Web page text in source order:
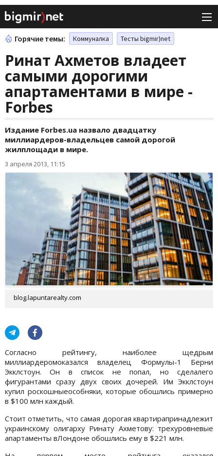
Горячие темы: Коммуналка Тесты bigmir)net
Ринат Ахметов владеет
самыми дорогими
апартаментами в мире -
Forbes
Издание Forbes.ua назвало двадцатку
миллиардеров-владельцев самой дорогой
жилплощади в мире.
3 апреля 2013, 11:15
blog.lapuntarealty.com
Согласно рейтингу, наиболее щедрым
миллиардеромоказался владелец Формулы-1 Берни
Экклстоун. Он в список не попал, но сделалего
фигурантами сразу двух своих дочерей. Им Экклстоун
купил роскошныеособняки, которые обошлись примерно
в $100 млн каждый.
Стоит отметить, что самая дорогая квартирапринадлежит
украинскому олигарху Ринату Ахметову: трехуровневые
апартаменты вЛондоне обошлись ему в $221 млн.